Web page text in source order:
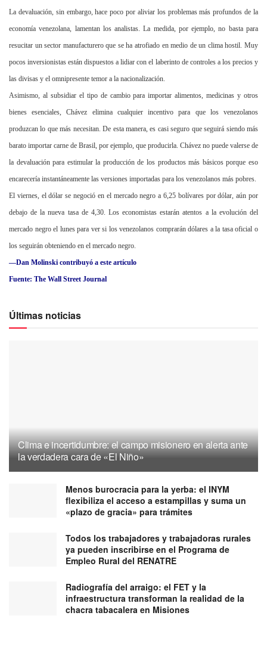
La devaluación, sin embargo, hace poco por aliviar los problemas más profundos de la
economía venezolana, lamentan los analistas. La medida, por ejemplo, no basta para
resucitar un sector manufacturero que se ha atrofiado en medio de un clima hostil. Muy
pocos inversionistas están dispuestos a lidiar con el laberinto de controles a los precios y
las divisas y el omnipresente temor a la nacionalización.
Asimismo, al subsidiar el tipo de cambio para importar alimentos, medicinas y otros
bienes esenciales, Chávez elimina cualquier incentivo para que los venezolanos
produzcan lo que más necesitan. De esta manera, es casi seguro que seguirá siendo más
barato importar carne de Brasil, por ejemplo, que producirla. Chávez no puede valerse de
la devaluación para estimular la producción de los productos más básicos porque eso
encarecería instantáneamente las versiones importadas para los venezolanos más pobres.
El viernes, el dólar se negoció en el mercado negro a 6,25 bolívares por dólar, aún por
debajo de la nueva tasa de 4,30. Los economistas estarán atentos a la evolución del
mercado negro el lunes para ver si los venezolanos comprarán dólares a la tasa oficial o
los seguirán obteniendo en el mercado negro.
—Dan Molinski contribuyó a este artículo
Fuente: The Wall Street Journal
Últimas noticias
Clima e incertidumbre: el campo misionero en alerta ante
la verdadera cara de «El Niño»
Menos burocracia para la yerba: el INYM
flexibiliza el acceso a estampillas y suma un
«plazo de gracia» para trámites
Todos los trabajadores y trabajadoras rurales
ya pueden inscribirse en el Programa de
Empleo Rural del RENATRE
Radiografía del arraigo: el FET y la
infraestructura transforman la realidad de la
chacra tabacalera en Misiones